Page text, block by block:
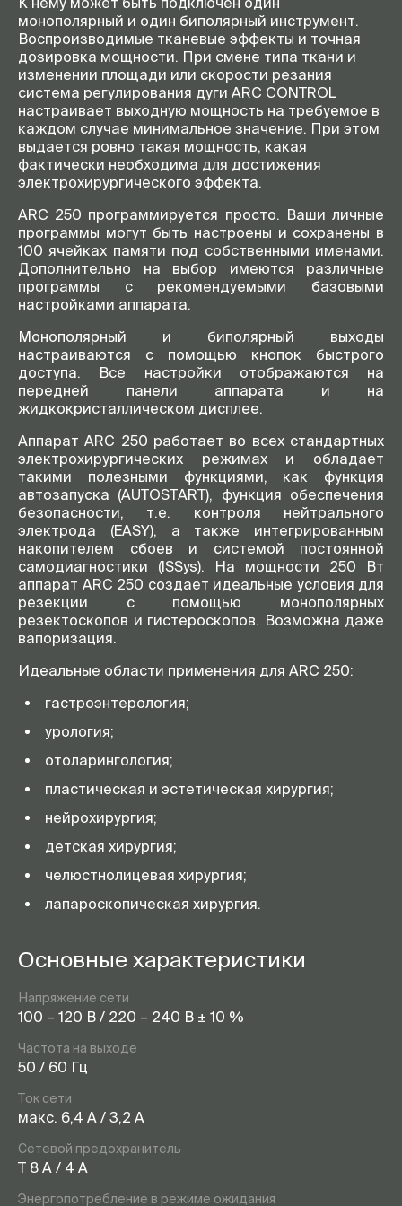
монополярный и один биполярный инструмент.
Воспроизводимые тканевые эффекты и точная
дозировка мощности. При смене типа ткани и
изменении площади или скорости резания
система регулирования дуги ARC CONTROL
настраивает выходную мощность на требуемое в
каждом случае минимальное значение. При этом
выдается ровно такая мощность, какая
фактически необходима для достижения
электрохирургического эффекта.
ARC 250 программируется просто. Ваши личные
программы могут быть настроены и сохранены в
100 ячейках памяти под собственными именами.
Дополнительно на выбор имеются различные
программы с рекомендуемыми базовыми
настройками аппарата.
Монополярный и биполярный выходы
настраиваются с помощью кнопок быстрого
доступа. Все настройки отображаются на
передней панели аппарата и на
жидкокристаллическом дисплее.
Аппарат ARC 250 работает во всех стандартных
электрохирургических режимах и обладает
такими полезными функциями, как функция
автозапуска (AUTOSTART), функция обеспечения
безопасности, т.е. контроля нейтрального
электрода (EASY), а также интегрированным
накопителем сбоев и системой постоянной
самодиагностики (ISSys). На мощности 250 Вт
аппарат ARC 250 создает идеальные условия для
резекции с помощью монополярных
резектоскопов и гистероскопов. Возможна даже
вапоризация.
Идеальные области применения для ARC 250:
гастроэнтерология;
урология;
отоларингология;
пластическая и эстетическая хирургия;
нейрохирургия;
детская хирургия;
челюстно­лицевая хирургия;
лапароскопическая хирургия.
Основные характеристики
Напряжение сети
100 – 120 В / 220 – 240 В ± 10 %
Частота на выходе
50 / 60 Гц
Ток сети
макс. 6,4 A / 3,2 A
Сетевой предохранитель
T 8 A / 4 A
Энергопотребление в режиме ожидания